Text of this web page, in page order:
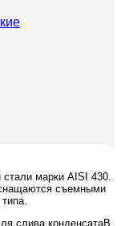
марки AISI 430.
съемными
слива конденсатаВ